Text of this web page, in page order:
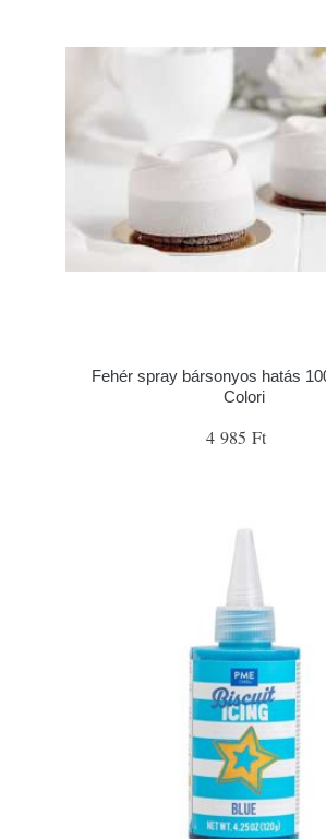
Fehér spray bársonyos hatás
Colori
4 985 Ft